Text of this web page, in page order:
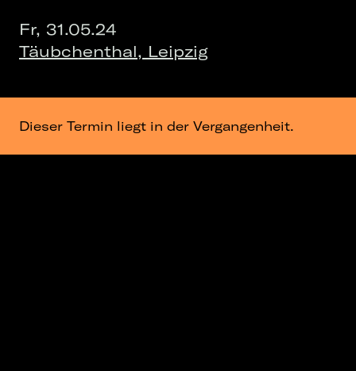
Fr, 31.05.24
Täubchenthal, Leipzig
Dieser Termin liegt in der Vergangenheit.